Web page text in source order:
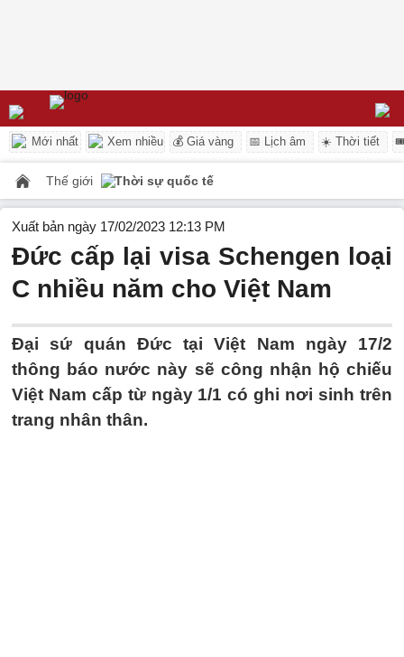
Mới nhất Xem nhiều 💰 Giá vàng 📅 Lịch âm ☀️ Thời tiết
Thế giới Thời sự quốc tế
Xuất bản ngày 17/02/2023 12:13 PM
Đức cấp lại visa Schengen loại
C nhiều năm cho Việt Nam
Đại sứ quán Đức tại Việt Nam ngày 17/2
thông báo nước này sẽ công nhận hộ chiếu
Việt Nam cấp từ ngày 1/1 có ghi nơi sinh trên
trang nhân thân.